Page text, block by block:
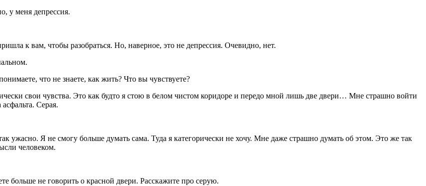
у меня депрессия.
к вам, чтобы разобраться. Но, наверное, это не депрессия. Очевидно, нет.
что не знаете, как жить? Что вы чувствуете?
свои чувства. Это как будто я стою в белом чистом коридоре и передо мной лишь две двери… Мне страшно войти
Серая.
Я не смогу больше думать сама. Туда я категорически не хочу. Мне даже страшно думать об этом. Это же так
человеком.
больше не говорить о красной двери. Расскажите про серую.